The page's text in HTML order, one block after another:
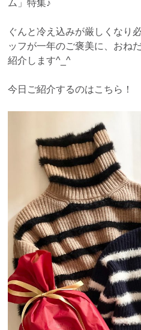
ム」特集♪
ぐんと冷え込みが厳しくなり
ッフが一年のご褒美に、おね
紹介します^_^
今日ご紹介するのはこちら！